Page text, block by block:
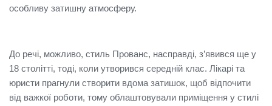
особливу затишну атмосферу.
До речі, можливо, стиль Прованс, насправді, з’явився ще у
18 столітті, тоді, коли утворився середній клас. Лікарі та
юристи прагнули створити вдома затишок, щоб відпочити
від важкої роботи, тому облаштовували приміщення у стилі